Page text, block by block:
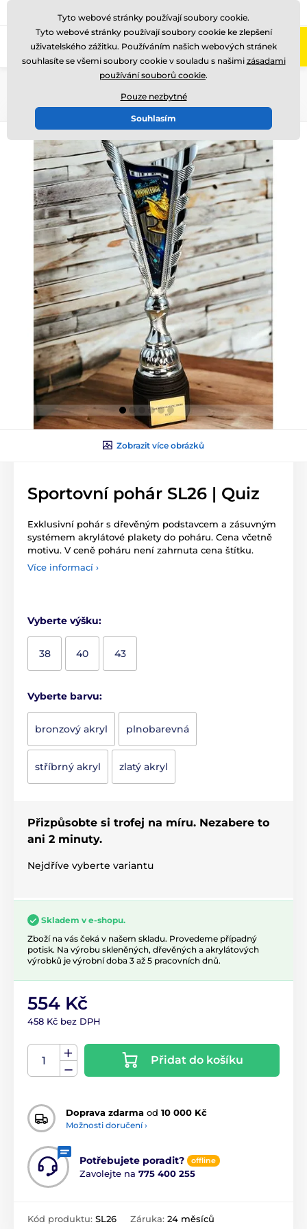
Zavolejte nám (Po-Pá 8-17)
Zobrazit více obrázků
Sportovní pohár SL26 | Quiz
Exklusivní pohár s dřevěným podstavcem a zásuvným
systémem akrylátové plakety do poháru. Cena včetně
motivu. V ceně poháru není zahrnuta cena štítku.
Více informací ›
Vyberte výšku:
38 40 43
Vyberte barvu:
bronzový akryl plnobarevná
stříbrný akryl zlatý akryl
Přizpůsobte si trofej na míru. Nezabere to
ani 2 minuty.
Nejdříve vyberte variantu
Skladem v e-shopu.
Zboží na vás čeká v našem skladu. Provedeme případný
potisk. Na výrobu skleněných, dřevěných a akrylátových
výrobků je výrobní doba 3 až 5 pracovních dnů.
554 Kč
458 Kč bez DPH
Přidat do košíku
Doprava zdarma od 10 000 Kč
Možnosti doručení ›
Potřebujete poradit? offline
Zavolejte na 775 400 255
Kód produktu: SL26 Záruka: 24 měsíců
Tyto webové stránky používají soubory cookie.
Tyto webové stránky používají soubory cookie ke zlepšení
uživatelského zážitku. Používáním našich webových stránek
souhlasíte se všemi soubory cookie v souladu s našimi zásadami
používání souborů cookie.
Pouze nezbytné
Souhlasím